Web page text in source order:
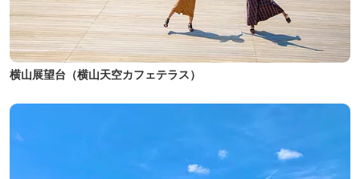
横山展望台（横山天空カフェテラス）